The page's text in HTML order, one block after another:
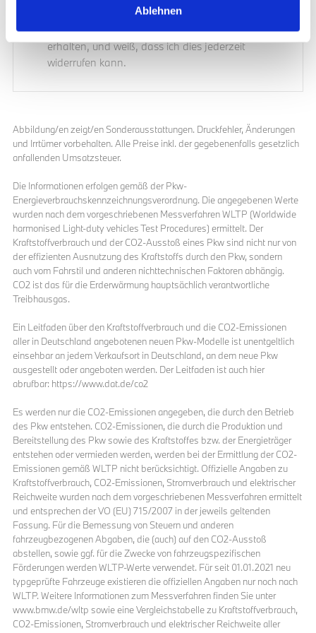
Ablehnen
Ich stimme zu, dass meine personenbezogenen
Daten genutzt werden, um werbliche E-Mails zu
erhalten, und weiß, dass ich dies jederzeit
widerrufen kann.
Abbildung/en zeigt/en Sonderausstattungen. Druckfehler, Änderungen
und Irrtümer vorbehalten. Alle Preise inkl. der gegebenenfalls gesetzlich
anfallenden Umsatzsteuer.
Die Informationen erfolgen gemäß der Pkw-
Energieverbrauchskennzeichnungsverordnung. Die angegebenen Werte
wurden nach dem vorgeschriebenen Messverfahren WLTP (Worldwide
harmonised Light-duty vehicles Test Procedures) ermittelt. Der
Kraftstoffverbrauch und der CO2-Ausstoß eines Pkw sind nicht nur von
der effizienten Ausnutzung des Kraftstoffs durch den Pkw, sondern
auch vom Fahrstil und anderen nichttechnischen Faktoren abhängig.
CO2 ist das für die Erderwärmung hauptsächlich verantwortliche
Treibhausgas.
Ein Leitfaden über den Kraftstoffverbrauch und die CO2-Emissionen
aller in Deutschland angebotenen neuen Pkw-Modelle ist unentgeltlich
einsehbar an jedem Verkaufsort in Deutschland, an dem neue Pkw
ausgestellt oder angeboten werden. Der Leitfaden ist auch hier
abrufbar: https://www.dat.de/co2
Es werden nur die CO2-Emissionen angegeben, die durch den Betrieb
des Pkw entstehen. CO2-Emissionen, die durch die Produktion und
Bereitstellung des Pkw sowie des Kraftstoffes bzw. der Energieträger
entstehen oder vermieden werden, werden bei der Ermittlung der CO2-
Emissionen gemäß WLTP nicht berücksichtigt. Offizielle Angaben zu
Kraftstoffverbrauch, CO2-Emissionen, Stromverbrauch und elektrischer
Reichweite wurden nach dem vorgeschriebenen Messverfahren ermittelt
und entsprechen der VO (EU) 715/2007 in der jeweils geltenden
Fassung. Für die Bemessung von Steuern und anderen
fahrzeugbezogenen Abgaben, die (auch) auf den CO2-Ausstoß
abstellen, sowie ggf. für die Zwecke von fahrzeugspezifischen
Förderungen werden WLTP-Werte verwendet. Für seit 01.01.2021 neu
typgeprüfte Fahrzeuge existieren die offiziellen Angaben nur noch nach
WLTP. Weitere Informationen zum Messverfahren finden Sie unter
www.bmw.de/wltp sowie eine Vergleichstabelle zu Kraftstoffverbrauch,
CO2-Emissionen, Stromverbrauch und elektrischer Reichweite aller